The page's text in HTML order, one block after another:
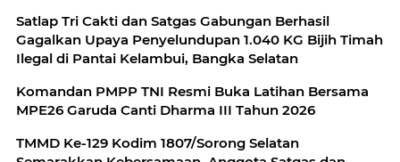
Satlap Tri Cakti dan Satgas Gabungan Berhasil
Gagalkan Upaya Penyelundupan 1.040 KG Bijih Timah
Ilegal di Pantai Kelambui, Bangka Selatan
Komandan PMPP TNI Resmi Buka Latihan Bersama
MPE26 Garuda Canti Dharma III Tahun 2026
TMMD Ke-129 Kodim 1807/Sorong Selatan